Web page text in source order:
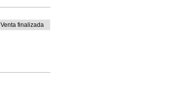
Venta finalizada